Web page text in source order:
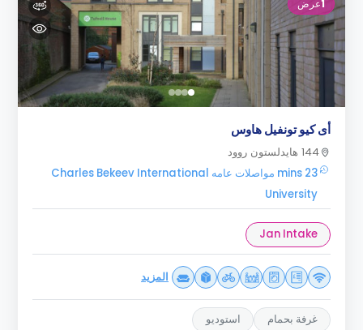
1عرض
أى كيو تونفيل هاوس
144 هايدلستون روود
23 mins مواصلات عامه Charles Bekeev International
University
Jan Intake
المزيد
غرفة بحمام استوديو